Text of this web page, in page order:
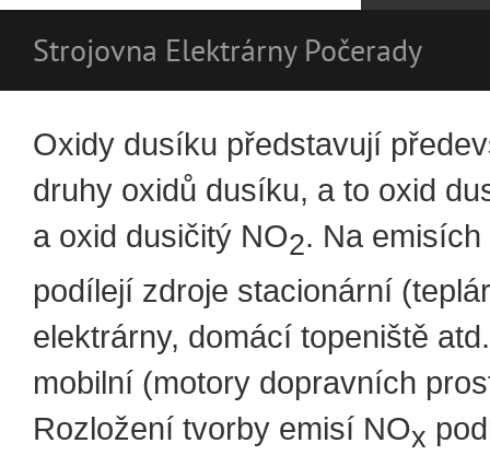
Strojovna Elektrárny Počerady
Oxidy dusíku představují
druhy oxidů dusíku, a to oxid
a oxid dusičitý NO2. Na emisích
podílejí zdroje stacionární
elektrárny, domácí topeniště
mobilní (motory dopravních
Rozložení tvorby emisí NOx